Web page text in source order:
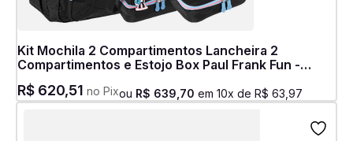
Kit Mochila 2 Compartimentos Lancheira 2
Compartimentos e Estojo Box Paul Frank Fun -
Preto e Rosa
R$ 620,51 no Pixou R$ 639 70 em 10x de R$ 63 97